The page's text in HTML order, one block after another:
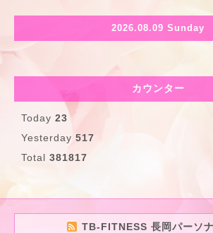
2026.08.09 Sunday
カウンター
Today 23
Yesterday 517
Total 381817
TB-FITNESS 長岡パーソ